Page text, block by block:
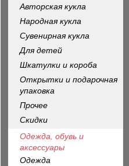
Авторская кукла
Народная кукла
Сувенирная кукла
Для детей
Шкатулки и короба
Открытки и подарочная
упаковка
Прочее
Скидки
Одежда, обувь и
аксессуары
Одежда